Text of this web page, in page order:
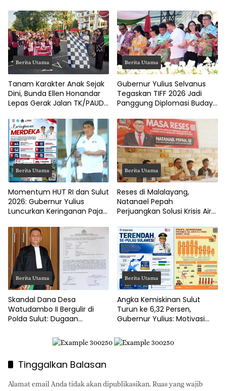
Berita Utama
Tanam Karakter Anak Sejak
Dini, Bunda Ellen Honandar
Lepas Gerak Jalan TK/PAUD
Berita Utama
Gubernur Yulius Selvanus
Tegaskan TIFF 2026 Jadi
Panggung Diplomasi Budaya
Berita Utama
Momentum HUT RI dan Sulut
2026: Gubernur Yulius
Luncurkan Keringanan Pajak
Berita Utama
Reses di Malalayang,
Natanael Pepah
Perjuangkan Solusi Krisis Air
DPRD Manado
Berita Utama
Skandal Dana Desa
Watudambo II Bergulir di
Polda Sulut: Dugaan
Hingga Jalan Tani Rp214
Berita Utama
Angka Kemiskinan Sulut
Turun ke 6,32 Persen,
Gubernur Yulius: Motivasi
Tinggalkan Balasan
Alamat email Anda tidak akan dipublikasikan.Ruas yang wajib